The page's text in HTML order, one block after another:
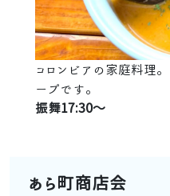
コロンビアの家庭料理
ープです。
振舞17:30～
あら町商店会